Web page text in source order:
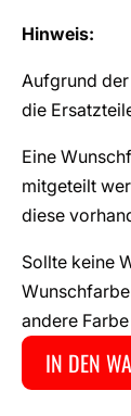
Hinweis:
Aufgrund
die
Eine
mitgeteilt
diese
Sollte keine
andere
IN DEN